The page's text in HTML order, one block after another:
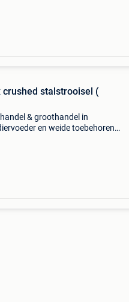
stalstrooisel (
& groothandel in
en weide toebehoren